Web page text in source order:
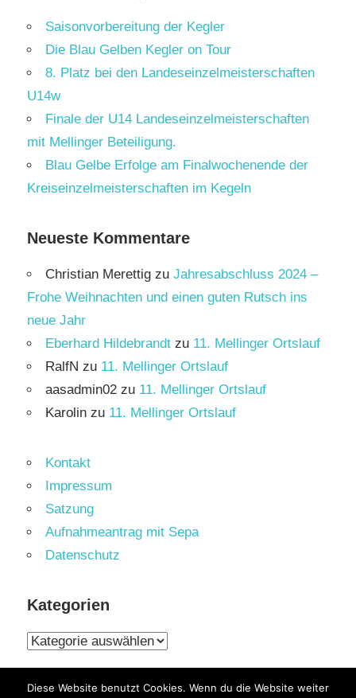
Saisonvorbereitung der Kegler
Die Blau Gelben Kegler on Tour
8. Platz bei den Landeseinzelmeisterschaften
U14w
Finale der U14 Landeseinzelmeisterschaften
mit Mellinger Beteiligung.
Blau Gelbe Erfolge am Finalwochenende der
Kreiseinzelmeisterschaften im Kegeln
Neueste Kommentare
Christian Merettig zu Jahresabschluss 2024 –
Frohe Weihnachten und einen guten Rutsch ins
neue Jahr
Eberhard Hildebrandt zu 11. Mellinger Ortslauf
RalfN zu 11. Mellinger Ortslauf
aasadmin02 zu 11. Mellinger Ortslauf
Karolin zu 11. Mellinger Ortslauf
Kontakt
Impressum
Satzung
Aufnahmeantrag mit Sepa
Datenschutz
Kategorien
Kategorien
Diese Website benutzt Cookies. Wenn du die Website weiter